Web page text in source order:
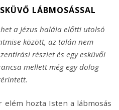
LÁBMOSÁSSAL
a Jézus halála előtti utolsó
között, az talán nem
részlet és egy esküvői
mellett még egy dolog
hozta Isten a lábmosás